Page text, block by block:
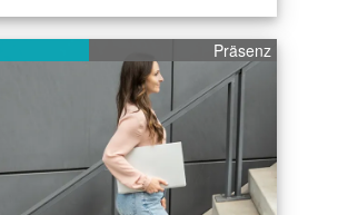
Präsenz